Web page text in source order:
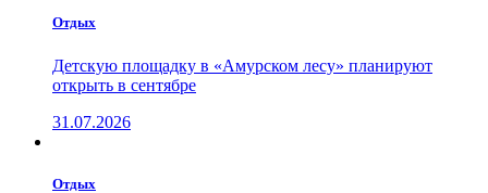
Отдых
Детскую площадку в «Амурском лесу» планируют
открыть в сентябре
31.07.2026
Отдых